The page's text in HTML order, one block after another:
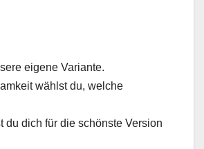
eigene Variante.
wählst du, welche
dich für die schönste Version